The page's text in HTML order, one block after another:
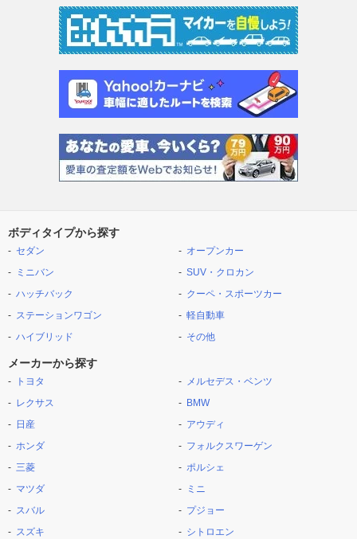
ボディタイプから探す
セダン
ミニバン
ハッチバック
ステーションワゴン
ハイブリッド
オープンカー
SUV・クロカン
クーペ・スポーツカー
軽自動車
その他
メーカーから探す
トヨタ
レクサス
日産
ホンダ
三菱
マツダ
スバル
スズキ
メルセデス・ベンツ
BMW
アウディ
フォルクスワーゲン
ポルシェ
ミニ
プジョー
シトロエン